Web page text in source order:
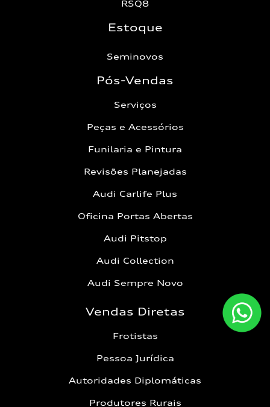
RSQ8
Estoque
Seminovos
Pós-Vendas
Serviços
Peças e Acessórios
Funilaria e Pintura
Revisões Planejadas
Audi Carlife Plus
Oficina Portas Abertas
Audi Pitstop
Audi Collection
Audi Sempre Novo
Vendas Diretas
Frotistas
Pessoa Jurídica
Autoridades Diplomáticas
Produtores Rurais